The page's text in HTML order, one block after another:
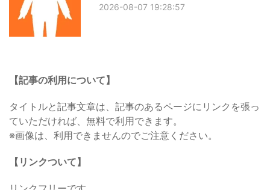
2026-08-07 19:28:57
【記事の利用について】
タイトルと記事文章は、記事のあるページにリンクを張っ
ていただければ、無料で利用できます。
※画像は、利用できませんのでご注意ください。
【リンクついて】